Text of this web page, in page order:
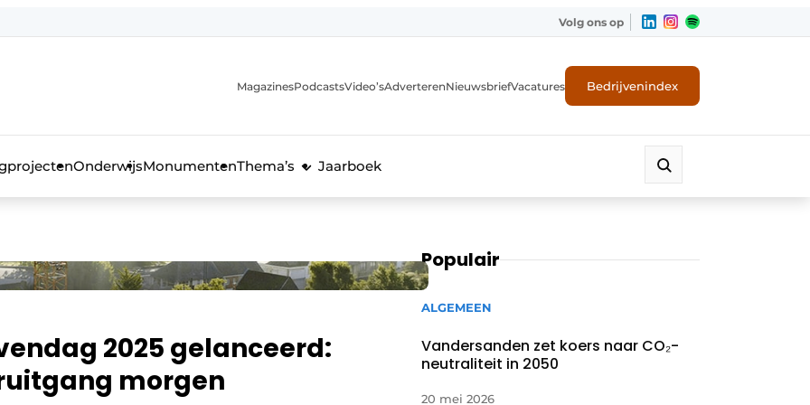
Volg ons op
MagazinesPodcastsVideo’sAdverterenNieuwsbriefVacatures Bedrijvenindex
OnderwijsMonumentenThema’s Jaarboek
2025 gelanceerd:
morgen
Populair
ALGEMEEN
Vandersanden zet koers naar CO₂-
neutraliteit in 2050
20 mei 2026